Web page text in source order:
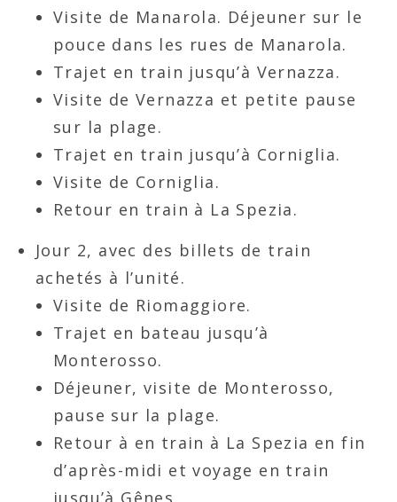
Visite de Manarola. Déjeuner sur le
pouce dans les rues de Manarola.
Trajet en train jusqu’à Vernazza.
Visite de Vernazza et petite pause
sur la plage.
Trajet en train jusqu’à Corniglia.
Visite de Corniglia.
Retour en train à La Spezia.
Jour 2, avec des billets de train
achetés à l’unité.
Visite de Riomaggiore.
Trajet en bateau jusqu’à
Monterosso.
Déjeuner, visite de Monterosso,
pause sur la plage.
Retour à en train à La Spezia en fin
d’après-midi et voyage en train
jusqu’à Gênes.